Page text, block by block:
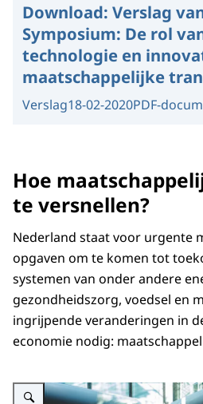
Download: Verslag
Symposium: De rol
technologie en
maatschappelijke
Verslag18-02-2020PDF-
Hoe
te versnellen?
Nederland staat voor urgente
opgaven om te komen tot
systemen van onder andere
gezondheidszorg, voedsel en
ingrijpende veranderingen in
economie nodig:
Vergroot afbeelding AWTI Symposium: